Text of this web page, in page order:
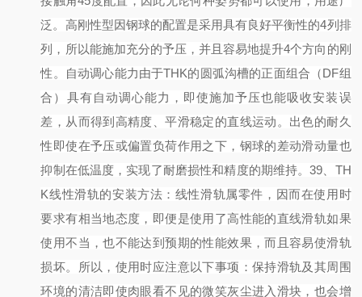
泛。 高刚性型因钢球的配置是采用具有良好平衡性的4列排
列，所以能施加充分的予压，并且容易地提升4个方向的刚
性。
自动调心能力由于THK的圆弧沟槽的正面组合（DF组
合）具有自动调心能力，即使施加予压也能吸收安装误
差，从而得到高精度、平滑稳定的直线运动。 出色的耐久
性即使在予压或偏置负荷作用之下，钢球的差动滑动量也
抑制在低温度，实现了耐磨损性和精度的期维持。39
TH
K线性滑轨的安装方法： 线性滑轨属零件，因而在使用时
要求有相当地态度，即便是使用了高性能的直线滑轨如果
使用不当，也不能达到预期的性能效果，而且容易使滑轨
损坏。所以，使用时应注意以下事项： 保持滑轨及其周围
环境的清洁即使肉眼看不见的微笑灰尘进入滑块，也会增